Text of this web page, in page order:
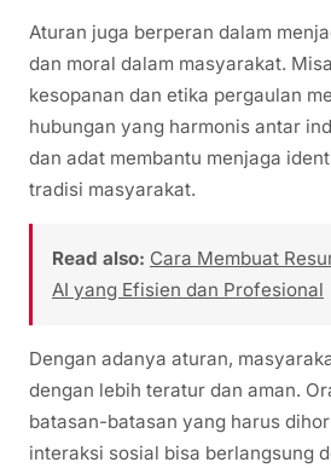
Aturan juga berperan dalam
dan moral dalam masyarakat.
kesopanan dan etika pergaulan
hubungan yang harmonis antar
dan adat membantu menjaga
tradisi masyarakat.
Read also: Cara Membuat
AI yang Efisien dan Profesional
Dengan adanya aturan,
dengan lebih teratur dan aman.
batasan-batasan yang harus
interaksi sosial bisa berlangsung